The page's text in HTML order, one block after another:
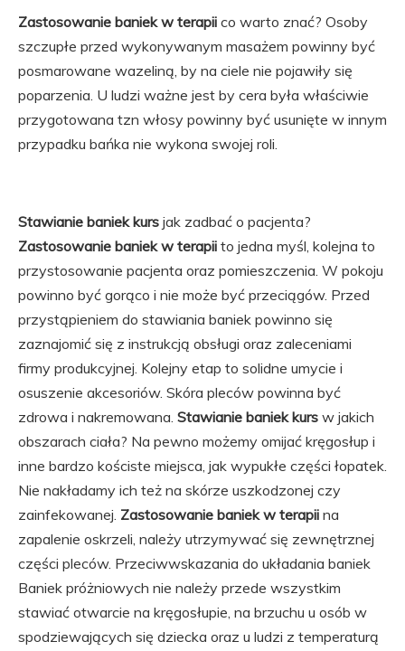
Zastosowanie baniek w terapii co warto znać? Osoby
szczupłe przed wykonywanym masażem powinny być
posmarowane wazeliną, by na ciele nie pojawiły się
poparzenia. U ludzi ważne jest by cera była właściwie
przygotowana tzn włosy powinny być usunięte w innym
przypadku bańka nie wykona swojej roli.
Stawianie baniek kurs jak zadbać o pacjenta?
Zastosowanie baniek w terapii to jedna myśl, kolejna to
przystosowanie pacjenta oraz pomieszczenia. W pokoju
powinno być gorąco i nie może być przeciągów. Przed
przystąpieniem do stawiania baniek powinno się
zaznajomić się z instrukcją obsługi oraz zaleceniami
firmy produkcyjnej. Kolejny etap to solidne umycie i
osuszenie akcesoriów. Skóra pleców powinna być
zdrowa i nakremowana. Stawianie baniek kurs w jakich
obszarach ciała? Na pewno możemy omijać kręgosłup i
inne bardzo kościste miejsca, jak wypukłe części łopatek.
Nie nakładamy ich też na skórze uszkodzonej czy
zainfekowanej. Zastosowanie baniek w terapii na
zapalenie oskrzeli, należy utrzymywać się zewnętrznej
części pleców. Przeciwwskazania do układania baniek
Baniek próżniowych nie należy przede wszystkim
stawiać otwarcie na kręgosłupie, na brzuchu u osób w
spodziewających się dziecka oraz u ludzi z temperaturą